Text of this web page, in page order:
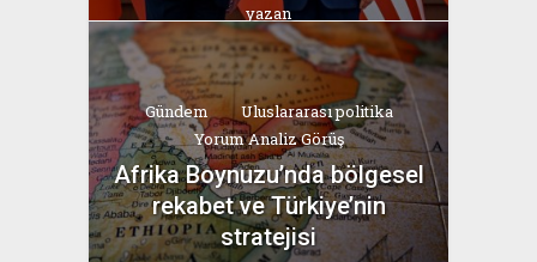
yazan
Bahri Ak
Gündem
Uluslararası politika
Yorum Analiz Görüş
Afrika Boynuzu’nda bölgesel
rekabet ve Türkiye’nin
stratejisi